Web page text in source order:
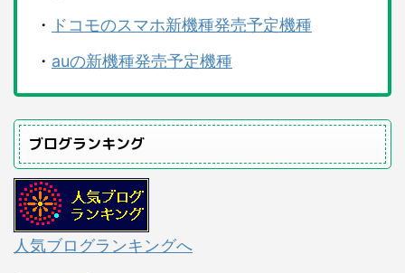
・
ドコモのスマホ新機種発売予定機種
・ auの新機種発売予定機種
ブログランキング
人気ブログランキングへ